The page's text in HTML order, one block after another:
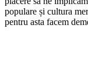
populare și cultura
pentru asta facem